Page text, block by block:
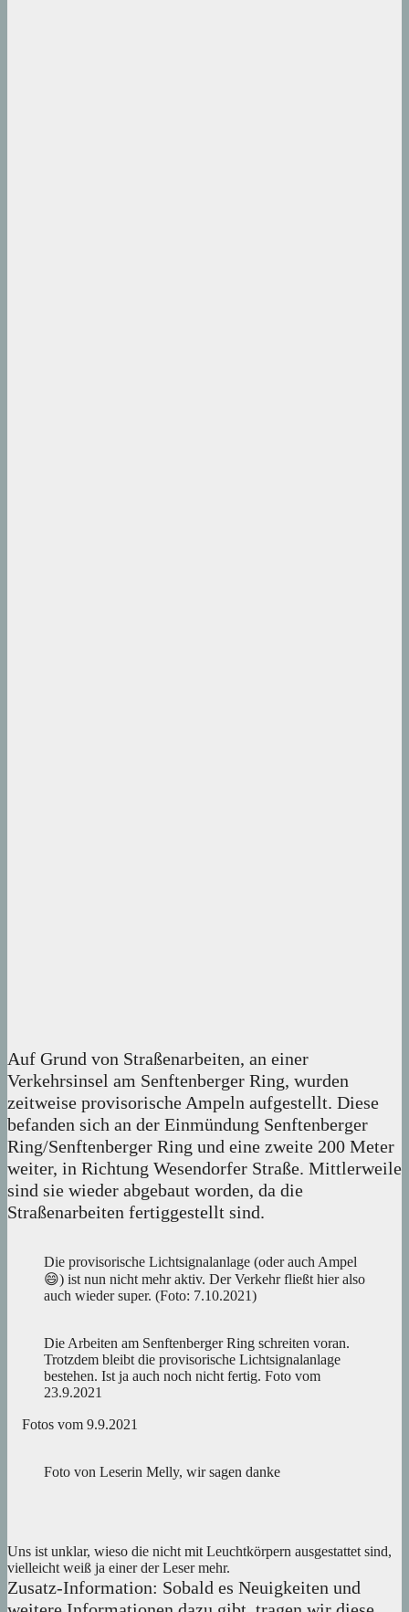
Auf Grund von Straßenarbeiten, an einer
Verkehrsinsel am Senftenberger Ring, wurden
zeitweise provisorische Ampeln aufgestellt. Diese
befanden sich an der Einmündung Senftenberger
Ring/Senftenberger Ring und eine zweite 200 Meter
weiter, in Richtung Wesendorfer Straße. Mittlerweile
sind sie wieder abgebaut worden, da die
Straßenarbeiten fertiggestellt sind.
Die provisorische Lichtsignalanlage (oder auch Ampel
😄) ist nun nicht mehr aktiv. Der Verkehr fließt hier also
auch wieder super. (Foto: 7.10.2021)
Die Arbeiten am Senftenberger Ring schreiten voran.
Trotzdem bleibt die provisorische Lichtsignalanlage
bestehen. Ist ja auch noch nicht fertig. Foto vom
23.9.2021
Fotos vom 9.9.2021
Foto von Leserin Melly, wir sagen danke
Uns ist unklar, wieso die nicht mit Leuchtkörpern ausgestattet sind,
vielleicht weiß ja einer der Leser mehr.
Zusatz-Information: Sobald es Neuigkeiten und